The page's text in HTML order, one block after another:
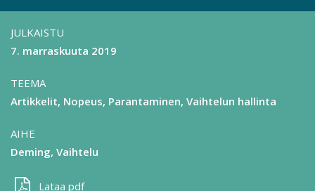
JULKAISTU
7. marraskuuta 2019
TEEMA
Artikkelit Nopeus Parantaminen Vaihtelun hallinta
AIHE
Deming Vaihtelu
Lataa pdf